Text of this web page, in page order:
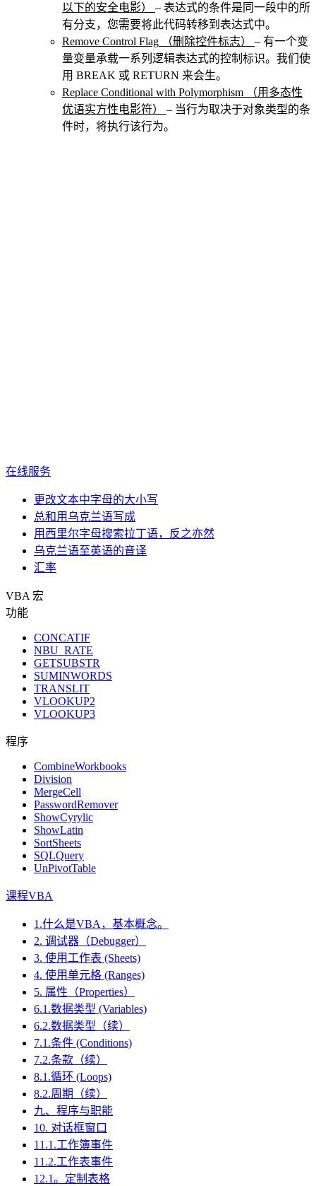
以下的安全电影） – 表达式的条件是同一段中的所
有分支，您需要将此代码转移到表达式中。
Remove Control Flag （删除控件标志） – 有一个变
量变量承载一系列逻辑表达式的控制标识。我们使
用 BREAK 或 RETURN 来会生。
Replace Conditional with Polymorphism （用多态性
优语实方性电影符） – 当行为取决于对象类型的条
件时，将执行该行为。
在线服务
更改文本中字母的大小写
总和用乌克兰语写成
用西里尔字母搜索拉丁语，反之亦然
乌克兰语至英语的音译
汇率
VBA 宏
功能
CONCATIF
NBU_RATE
GETSUBSTR
SUMINWORDS
TRANSLIT
VLOOKUP2
VLOOKUP3
程序
CombineWorkbooks
Division
MergeCell
PasswordRemover
ShowCyrylic
ShowLatin
SortSheets
SQLQuery
UnPivotTable
课程VBA
1.什么是VBA，基本概念。
2. 调试器（Debugger）
3. 使用工作表 (Sheets)
4. 使用单元格 (Ranges)
5. 属性（Properties）
6.1.数据类型 (Variables)
6.2.数据类型（续）
7.1.条件 (Conditions)
7.2.条款（续）
8.1.循环 (Loops)
8.2.周期（续）
九、程序与职能
10. 对话框窗口
11.1.工作簿事件
11.2.工作表事件
12.1。定制表格